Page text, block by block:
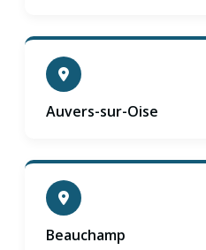
Auvers-sur-Oise
Beauchamp